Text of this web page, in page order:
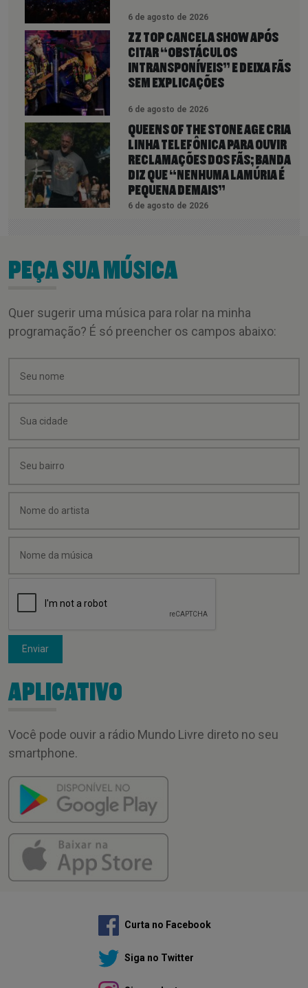
6 de agosto de 2026
ZZ TOP CANCELA SHOW APÓS
CITAR “OBSTÁCULOS
INTRANSPONÍVEIS” E DEIXA FÃS
SEM EXPLICAÇÕES
6 de agosto de 2026
QUEENS OF THE STONE AGE CRIA
LINHA TELEFÔNICA PARA OUVIR
RECLAMAÇÕES DOS FÃS; BANDA
DIZ QUE “NENHUMA LAMÚRIA É
PEQUENA DEMAIS”
6 de agosto de 2026
PEÇA SUA MÚSICA
Quer sugerir uma música para rolar na minha
programação? É só preencher os campos abaixo:
Enviar
APLICATIVO
Você pode ouvir a rádio Mundo Livre direto no seu
smartphone.
Curta no Facebook
Siga no Twitter